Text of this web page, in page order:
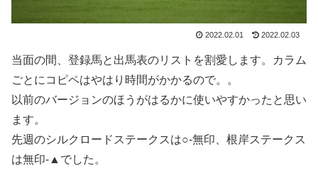
2022.02.01 2022.02.03
当面の間、登録馬と出馬表のリストを割愛します。カラム
ごとにコピペはやはり時間がかかるので。。
以前のバージョンのほうがはるかに使いやすかったと思い
ます。
先週のシルクロードステークスは○-無印、根岸ステークス
は無印-▲でした。